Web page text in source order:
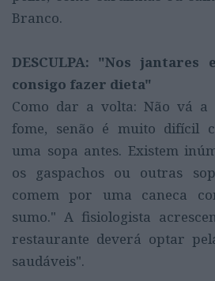
Branco.
DESCULPA: "Nos
consigo fazer dieta"
Como dar a volta: Não vá a
fome, senão é muito difícil
uma sopa antes. Existem
os gaspachos ou outras
comem por uma caneca
sumo." A fisiologista
restaurante deverá optar
saudáveis".